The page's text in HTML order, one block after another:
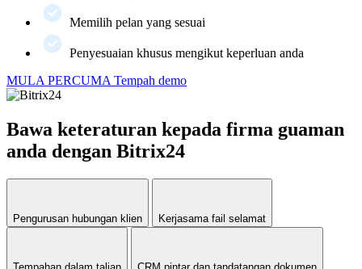
Memilih pelan yang sesuai
Penyesuaian khusus mengikut keperluan anda
MULA PERCUMA Tempah demo
Bawa keteraturan kepada firma guaman
anda dengan Bitrix24
Pengurusan hubungan klien Kerjasama fail selamat